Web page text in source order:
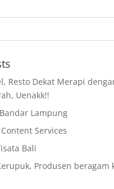
Resto Dekat Merapi
Uenakk!!
Lampung
Services
Bali
Produsen beragam